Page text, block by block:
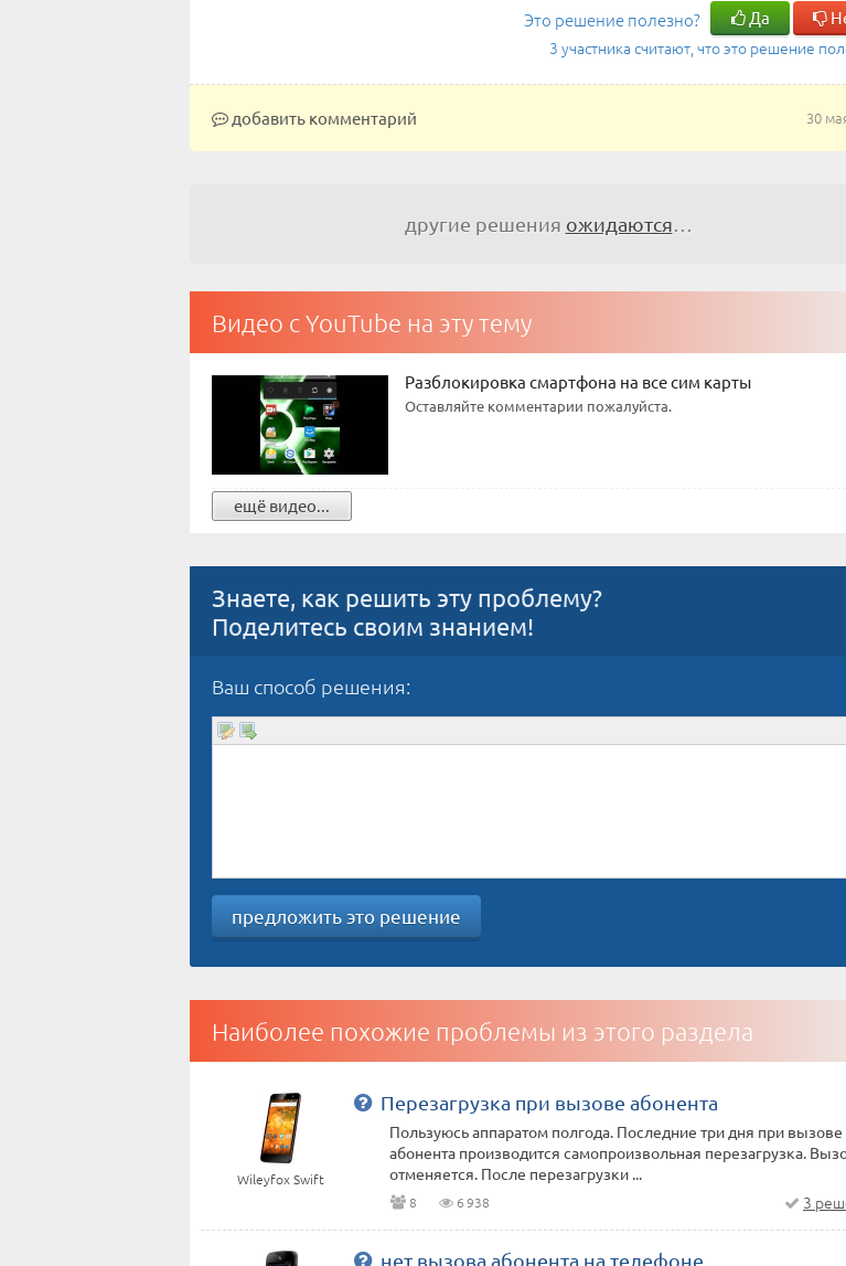
Это решение полезно? Да
3 участника считают, что это решение
30
добавить комментарий
другие решения ожидаются
Видео с YouTube на эту тему
Разблокировка смартфона на все сим карты
Оставляйте комментарии пожалуйста.
ещё видео...
Знаете, как решить эту проблему?
Поделитесь своим знанием!
Ваш способ решения:
предложить это решение
Наиболее похожие проблемы из этого раздела
Wileyfox Swift
Перезагрузка при вызове абонента
Пользуюсь аппаратом полгода. Последние три дня при вызове
абонента производится самопроизвольная перезагрузка.
отменяется. После перезагрузки ...
8 6 938 3
нет вызова абонента на телефоне